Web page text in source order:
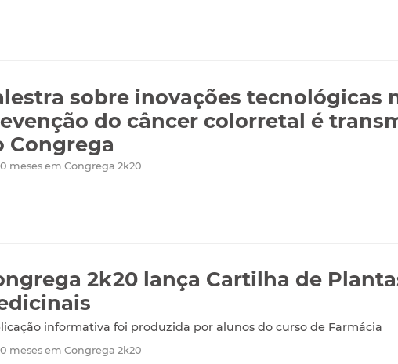
sobre inovações tecnológicas
do câncer colorretal é
Congrega
meses em Congrega 2k20
2k20 lança Cartilha de
informativa foi produzida por alunos do curso de Farmácia
meses em Congrega 2k20